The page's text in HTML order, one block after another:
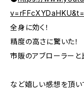
全身に効く！
精度の高さに驚いた！
市販のアブローラーと
など嬉しい感想を頂い